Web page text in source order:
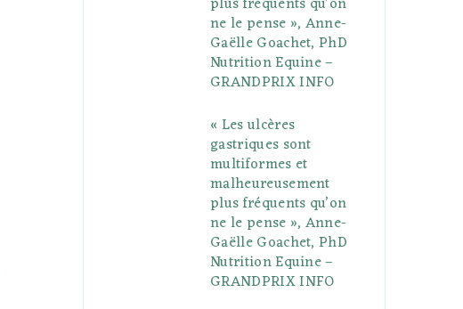
u
s
ne le pense », Anne-
Gaëlle Goachet, PhD
Nutrition Equine –
GRANDPRIX INFO
« Les ulcères
gastriques sont
multiformes et
malheureusement
plus fréquents qu’on
ne le pense », Anne-
Gaëlle Goachet, PhD
Nutrition Equine –
GRANDPRIX INFO